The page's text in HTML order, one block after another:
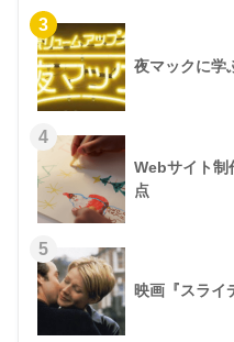
3
夜マックに学
4
Webサイト制
点
5
映画『スライ